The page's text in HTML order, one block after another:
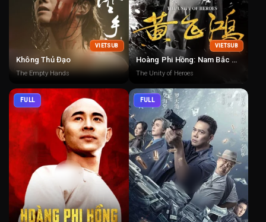
VIETSUB
Không Thủ Đạo
The Empty Hands
VIETSUB
Hoàng Phi Hồng: Nam Bắc Anh Hùng
The Unity of Heroes
FULL FULL